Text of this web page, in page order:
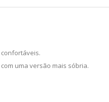
uma versão mais sóbria.